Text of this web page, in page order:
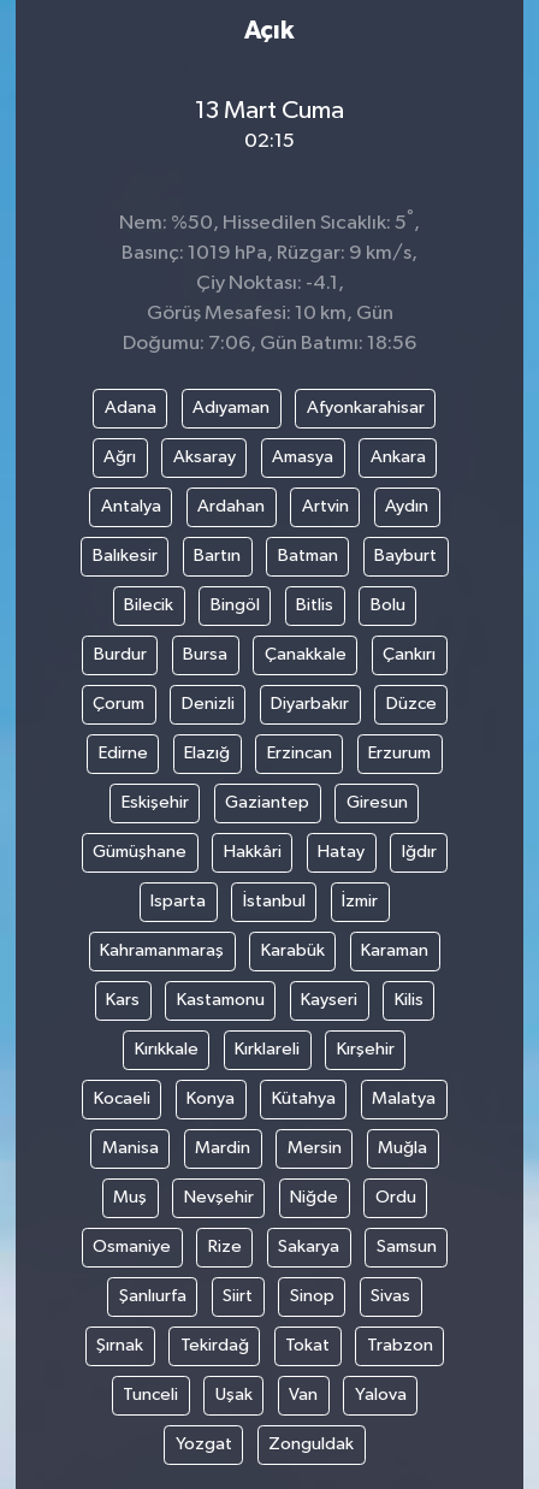
Açık
13 Mart Cuma
02:15
Nem: %50, Hissedilen Sıcaklık: 5° ,
Basınç: 1019 hPa, Rüzgar: 9 km/s,
Çiy Noktası: -4.1,
Görüş Mesafesi: 10 km, Gün
Doğumu: 7:06, Gün Batımı: 18:56
Adana Adıyaman Afyonkarahisar
Ağrı Aksaray Amasya Ankara
Antalya Ardahan Artvin Aydın
Balıkesir Bartın Batman Bayburt
Bilecik Bingöl Bitlis Bolu
Burdur Bursa Çanakkale Çankırı
Çorum Denizli Diyarbakır Düzce
Edirne Elazığ Erzincan Erzurum
Eskişehir Gaziantep Giresun
Gümüşhane Hakkâri Hatay Iğdır
Isparta İstanbul İzmir
Kahramanmaraş Karabük Karaman
Kars Kastamonu Kayseri Kilis
Kırıkkale Kırklareli Kırşehir
Kocaeli Konya Kütahya Malatya
Manisa Mardin Mersin Muğla
Muş Nevşehir Niğde Ordu
Osmaniye Rize Sakarya Samsun
Şanlıurfa Siirt Sinop Sivas
Şırnak Tekirdağ Tokat Trabzon
Tunceli Uşak Van Yalova
Yozgat Zonguldak